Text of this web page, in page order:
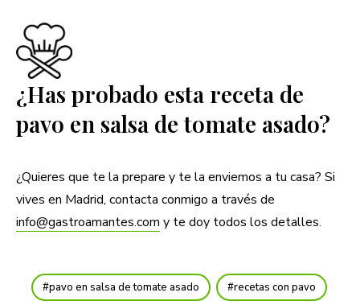
¿Has probado esta receta de
pavo en salsa de tomate asado?
¿Quieres que te la prepare y te la enviemos a tu casa? Si
vives en Madrid, contacta conmigo a través de
info@gastroamantes.com y te doy todos los detalles.
pavo en salsa de tomate asado recetas con pavo